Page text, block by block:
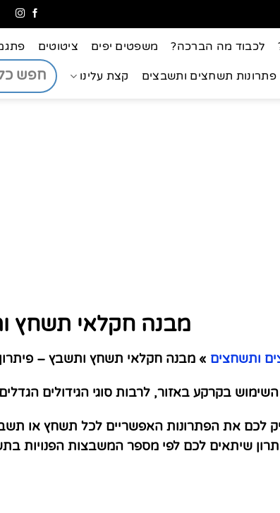
לכבוד מה הברכה? משפטים יפים ציטוטים
פתרונות תשחצים ותשבצים קצת עלינו
מבנה חקלאי תשחץ
ותשחצים » מבנה חקלאי תשחץ ותשבץ – פיתרון
בקרקע באזור, לרבות סוגי הגידולים
לכם את הפתרונות האפשריים לכל תשחץ או
שיתאים לכם לפי מספר המשבצות הפנויות